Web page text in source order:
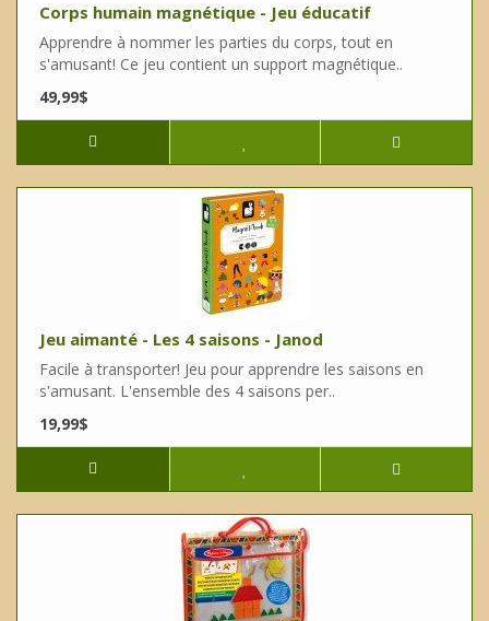
Corps humain magnétique - Jeu éducatif
Apprendre à nommer les parties du corps, tout en
s'amusant! Ce jeu contient un support magnétique..
49,99$
Jeu aimanté - Les 4 saisons - Janod
Facile à transporter! Jeu pour apprendre les saisons en
s'amusant. L'ensemble des 4 saisons per..
19,99$